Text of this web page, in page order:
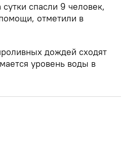
спасли 9 человек,
отметили в
дождей сходят
уровень воды в